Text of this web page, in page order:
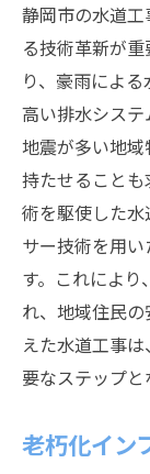
静岡市の水道
る技術革新が
り、豪雨によ
高い排水システ
地震が多い地
持たせること
術を駆使した
サー技術を用
す。これによ
れ、地域住民
えた水道工事
要なステップと
老朽化イン